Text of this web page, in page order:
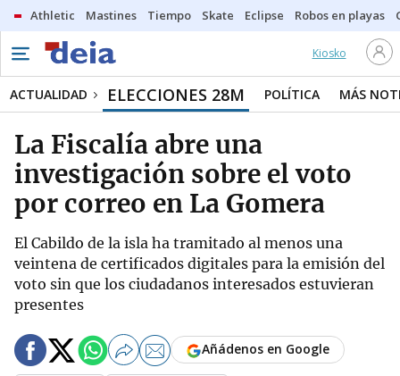
Athletic Mastines Tiempo Skate Eclipse Robos en playas
Kiosko
ACTUALIDAD ELECCIONES 28M POLÍTICA MÁS
La Fiscalía abre una
investigación sobre el voto
por correo en La Gomera
El Cabildo de la isla ha tramitado al menos una
veintena de certificados digitales para la emisión del
voto sin que los ciudadanos interesados estuvieran
presentes
Añádenos en Google